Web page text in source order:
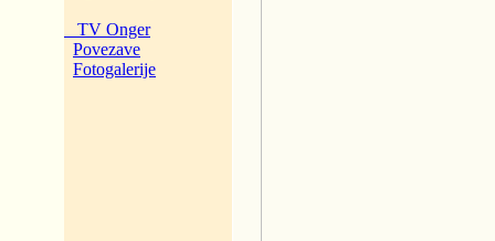
TV Onger
Povezave
Fotogalerije